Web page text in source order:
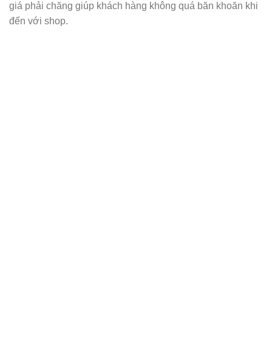
giá phải chăng giúp khách hàng không quá băn khoăn khi
đến với shop.